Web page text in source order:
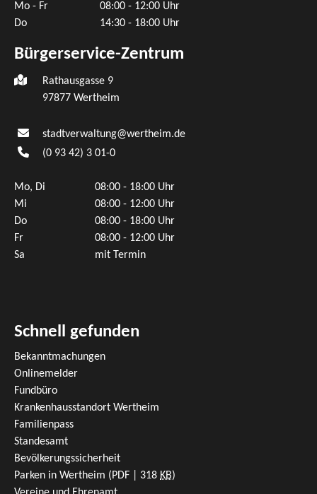
Mo - Fr
08:00 - 12:00 Uhr
Do
14:30 - 18:00 Uhr
Bürgerservice-Zentrum
Rathausgasse 9
97877 Wertheim
stadtverwaltung@wertheim.de
(0 93 42) 3 01-0
Mo, Di
08:00 - 18:00 Uhr
Mi
08:00 - 12:00 Uhr
Do
08:00 - 18:00 Uhr
Fr
08:00 - 12:00 Uhr
Sa
mit Termin
Schnell gefunden
Bekanntmachungen
Onlinemelder
Fundbüro
Krankenhausstandort Wertheim
Familienpass
Standesamt
Bevölkerungssicherheit
Parken in Wertheim (PDF | 318 KB)